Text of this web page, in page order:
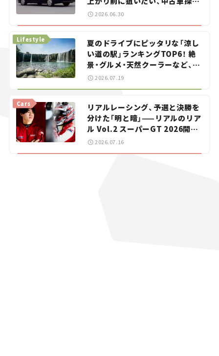
をお手伝い――ちょっとイケてるマ
2026.06.30
夏のドライブにピッタリな「涼し
い道の駅」ランキングTOP6！ 絶
景・グルメ・天然クーラーなど、避
暑におすすめのスポットを紹介
【道の駅マニアの推し駅ガイド】
Lifestyle
2026.07.19
リアルレーシング、予選と決勝を
分けた「明と暗」——リアルのリア
ル Vol.2 スーパーGT 2026開幕
戦 岡山国際サーキット
Cars
2026.07.16